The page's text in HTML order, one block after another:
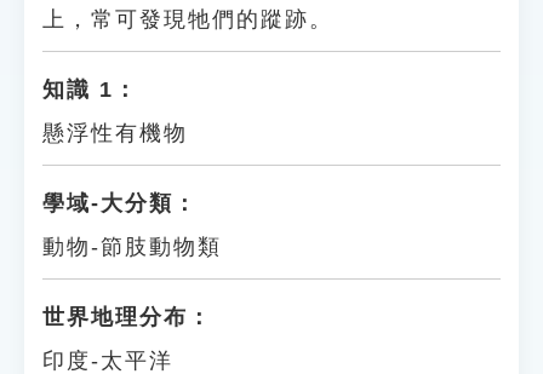
上，常可發現牠們的蹤跡。
知識 1：
懸浮性有機物
學域-大分類：
動物-節肢動物類
世界地理分布：
印度-太平洋